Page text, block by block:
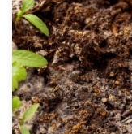
Chociaż grzyby są
zauważysz pleśń
oznacza to, że coś
znajdzie się na
znajdzie się na
inwazyjne działania,